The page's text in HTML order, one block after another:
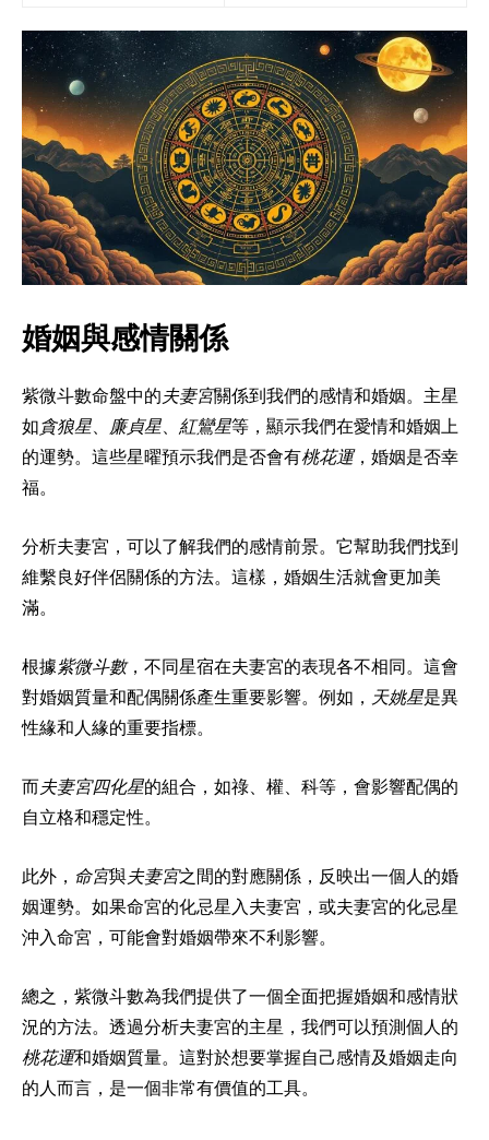
婚姻與感情關係
紫微斗數命盤中的夫妻宮關係到我們的感情和婚姻。主星
如貪狼星、 廉貞星、 紅鸞星等，顯示我們在愛情和婚姻上
的運勢。這些星曜預示我們是否會有桃花運，婚姻是否幸
福。
分析夫妻宮，可以了解我們的感情前景。它幫助我們找到
維繫良好伴侶關係的方法。這樣，婚姻生活就會更加美
滿。
根據紫微斗數，不同星宿在夫妻宮的表現各不相同。這會
對婚姻質量和配偶關係產生重要影響。例如， 天姚星是異
性緣和人緣的重要指標。
而夫妻宮四化星的組合，如祿、權、科等，會影響配偶的
自立格和穩定性。
此外， 命宮與夫妻宮之間的對應關係，反映出一個人的婚
姻運勢。如果命宮的化忌星入夫妻宮，或夫妻宮的化忌星
沖入命宮，可能會對婚姻帶來不利影響。
總之，紫微斗數為我們提供了一個全面把握婚姻和感情狀
況的方法。透過分析夫妻宮的主星，我們可以預測個人的
桃花運和婚姻質量。這對於想要掌握自己感情及婚姻走向
的人而言，是一個非常有價值的工具。